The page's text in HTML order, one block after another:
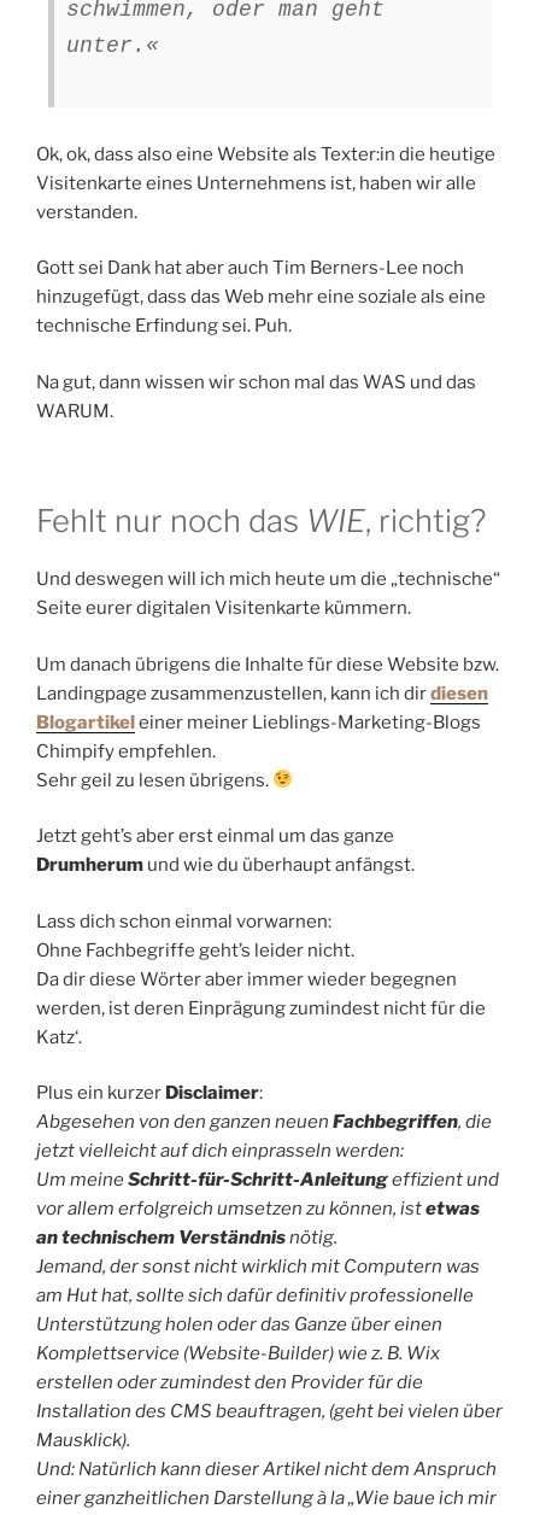
schwimmen, oder man geht
unter.«
Ok, ok, dass also eine Website als Texter:in die heutige
Visitenkarte eines Unternehmens ist, haben wir alle
verstanden.
Gott sei Dank hat aber auch Tim Berners-Lee noch
hinzugefügt, dass das Web mehr eine soziale als eine
technische Erfindung sei. Puh.
Na gut, dann wissen wir schon mal das WAS und das
WARUM.
Fehlt nur noch das WIE, richtig?
Und deswegen will ich mich heute um die „technische“
Seite eurer digitalen Visitenkarte kümmern.
Um danach übrigens die Inhalte für diese Website bzw.
Landingpage zusammenzustellen, kann ich dirdiesen
Blogartikeleiner meiner Lieblings-Marketing-Blogs
Chimpify empfehlen.
Sehr geil zu lesen übrigens.
Jetzt geht’s aber erst einmal um das ganze
Drumherum und wie du überhaupt anfängst.
Lass dich schon einmal vorwarnen:
Ohne Fachbegriffe geht’s leider nicht.
Da dir diese Wörter aber immer wieder begegnen
werden, ist deren Einprägung zumindest nicht für die
Katz‘.
Plus ein kurzer Disclaimer:
Abgesehen von den ganzen neuen Fachbegriffen, die
jetzt vielleicht auf dich einprasseln werden:
Um meineSchritt-für-Schritt-Anleitungeffizient und
vor allem erfolgreich umsetzen zu können, istetwas
an technischem Verständnisnötig.
Jemand, der sonst nicht wirklich mit Computern was
am Hut hat, sollte sich dafür definitiv professionelle
Unterstützung holen oder das Ganze über einen
Komplettservice (Website-Builder) wie z. B. Wix
erstellen oder zumindest den Provider für die
Installation des CMS beauftragen, (geht bei vielen über
Mausklick).
Und: Natürlich kann dieser Artikel nicht dem Anspruch
einer ganzheitlichen Darstellung à la „Wie baue ich mir